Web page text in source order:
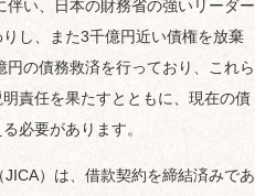
い、日本の財務省の強いリーダー
し、また3千億円近い債権を放棄
の債務救済を行っており、これら
責任を果たすとともに、現在の債
必要があります。
）は、借款契約を締結済みであ